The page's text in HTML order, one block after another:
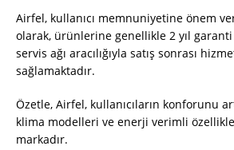
Airfel, kullanıcı memnuniyetine önem
olarak, ürünlerine genellikle 2 yıl
servis ağı aracılığıyla satış sonrası
sağlamaktadır.
Özetle, Airfel, kullanıcıların konforunu
klima modelleri ve enerji verimli
markadır.